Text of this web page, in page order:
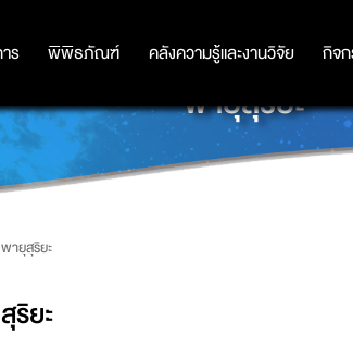
ร พิพิธภัณฑ์ คลังความรู้และงานวิจัย กิจ
ร พิพิธภัณฑ์ คลังความรู้และงานวิจัย กิจ
พายุสุริยะ
พายุสุริยะ
ริยะ